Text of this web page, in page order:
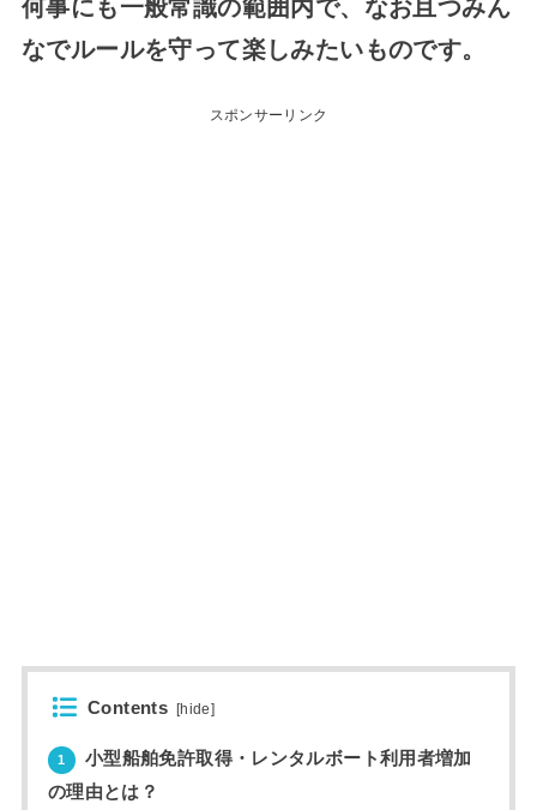
何事にも一般常識の範囲内で、なお且つみん
なでルールを守って楽しみたいものです。
スポンサーリンク
Contents [hide]
1
小型船舶免許取得・レンタルボート利用者増加
の理由とは？